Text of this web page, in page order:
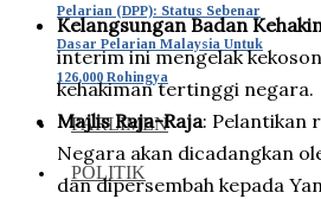
Pelarian (DPP): Status Sebenar
Dasar Pelarian Malaysia Untuk
126,000 Rohingya
PARLIMEN
POLITIK
Kelangsungan Badan
interim ini mengelak
kehakiman tertinggi negara.
Majlis Raja-Raja: Pelantikan
Negara akan dicadangkan
dan dipersembah kepada